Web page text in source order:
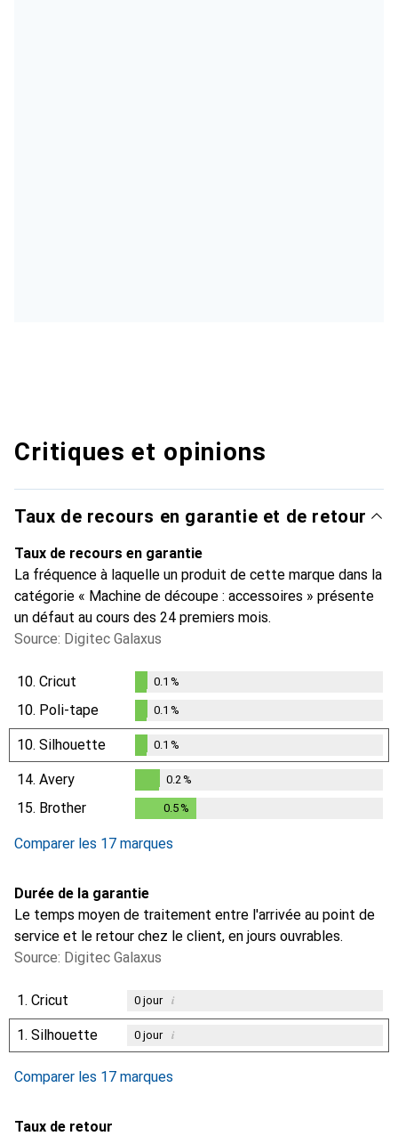
Critiques et opinions
Taux de recours en garantie et de retour
Taux de recours en garantie
La fréquence à laquelle un produit de cette marque dans la
catégorie « Machine de découpe : accessoires » présente
un défaut au cours des 24 premiers mois.
Source: Digitec Galaxus
10. Cricut
%
0.1 %
10. Poli-tape
0.1%
0.1 %
10. Silhouette
0.1%
0.1 %
14. Avery
0.2%
0.2 %
15. Brother 0.5 %
Comparer les 17 marques
Durée de la garantie
Le temps moyen de traitement entre l'arrivée au point de
service et le retour chez le client, en jours ouvrables.
Source: Digitec Galaxus
1. Cricut 0jour i
1. Silhouette 0jour i
Comparer les 17 marques
Taux de retour